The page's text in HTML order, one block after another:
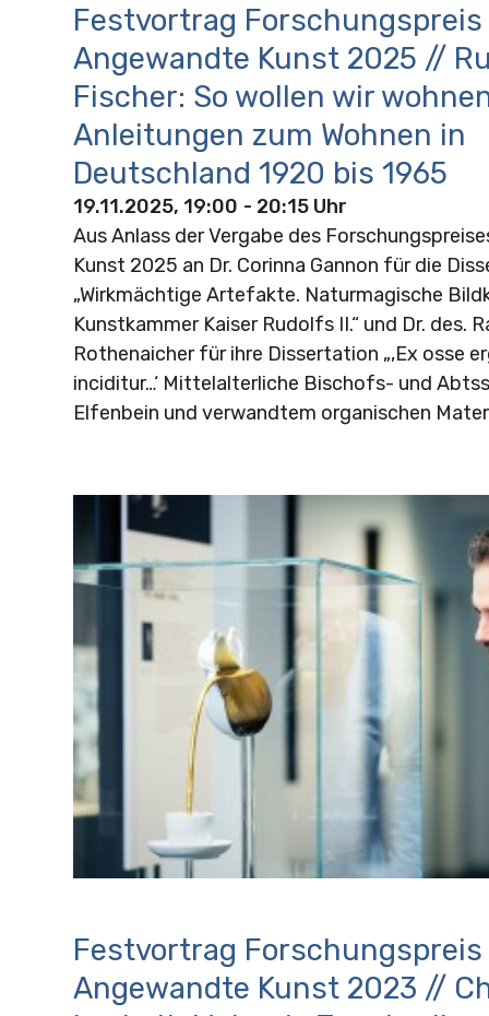
Festvortrag Forschungspreis
Angewandte Kunst 2025 //
Fischer: So wollen wir
Anleitungen zum Wohnen in
Deutschland 1920 bis 1965
19.11.2025, 19:00 - 20:15 Uhr
Aus Anlass der Vergabe des
Kunst 2025 an Dr. Corinna Gannon für die
„Wirkmächtige Artefakte. Naturmagische
Kunstkammer Kaiser Rudolfs II.“ und Dr. des.
Rothenaicher für ihre Dissertation „‚Ex osse
inciditur…‘ Mittelalterliche Bischofs- und
Elfenbein und verwandtem organischen
Festvortrag Forschungspreis
Angewandte Kunst 2023 //